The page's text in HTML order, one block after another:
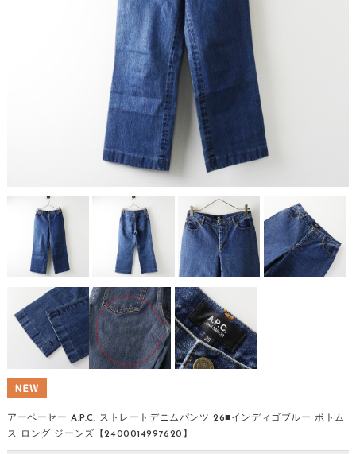
アーペーセー A.P.C. ストレートデニムパンツ 26■インディゴブルー ボトム
ス ロング ジーンズ【2400014997620】